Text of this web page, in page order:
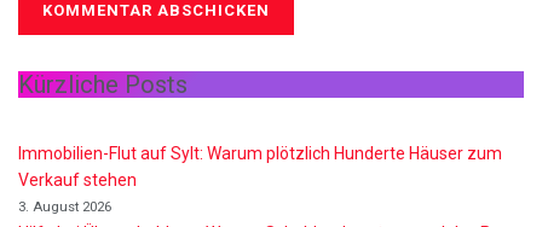
Kürzliche Posts
Immobilien-Flut auf Sylt: Warum plötzlich Hunderte Häuser zum
Verkauf stehen
3. August 2026